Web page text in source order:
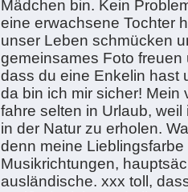
Mädchen bin. Kein
eine erwachsene Tochter
unser Leben schmücken
gemeinsames Foto
dass du eine Enkelin hast
da bin ich mir sicher! Mein
fahre selten in Urlaub,
in der Natur zu erholen.
denn meine
Musikrichtungen,
ausländische. xxx toll,